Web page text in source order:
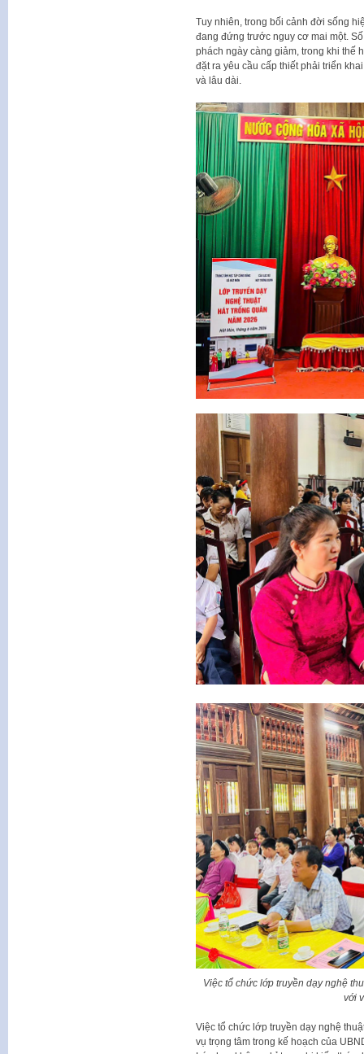
Tuy nhiên, trong bối cảnh đời sống
đang đứng trước nguy cơ mai một.
phách ngày càng giảm, trong khi thế
đặt ra yêu cầu cấp thiết phải triển
và lâu dài.
Việc tổ chức lớp truyền dạy nghệ
với
Việc tổ chức lớp truyền dạy nghệ
vụ trọng tâm trong kế hoạch của